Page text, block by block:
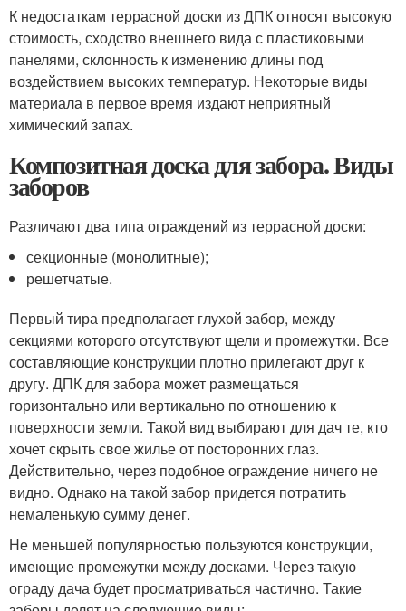
К недостаткам террасной доски из ДПК относят высокую
стоимость, сходство внешнего вида с пластиковыми
панелями, склонность к изменению длины под
воздействием высоких температур. Некоторые виды
материала в первое время издают неприятный
химический запах.
Композитная доска для забора. Виды
заборов
Различают два типа ограждений из террасной доски:
секционные (монолитные);
решетчатые.
Первый тира предполагает глухой забор, между
секциями которого отсутствуют щели и промежутки. Все
составляющие конструкции плотно прилегают друг к
другу. ДПК для забора может размещаться
горизонтально или вертикально по отношению к
поверхности земли. Такой вид выбирают для дач те, кто
хочет скрыть свое жилье от посторонних глаз.
Действительно, через подобное ограждение ничего не
видно. Однако на такой забор придется потратить
немаленькую сумму денег.
Не меньшей популярностью пользуются конструкции,
имеющие промежутки между досками. Через такую
ограду дача будет просматриваться частично. Такие